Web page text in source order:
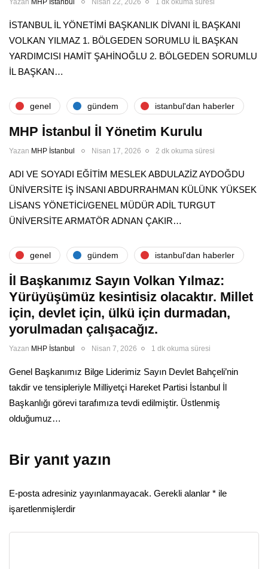
Yazan MHP İstanbul Nisan 22, 2026 1 dk okuma süresi
İSTANBUL İL YÖNETİMİ BAŞKANLIK DİVANI İL BAŞKANI
VOLKAN YILMAZ 1. BÖLGEDEN SORUMLU İL BAŞKAN
YARDIMCISI HAMİT ŞAHİNOĞLU 2. BÖLGEDEN SORUMLU
İL BAŞKAN…
genel gündem i̇stanbul'dan haberler
MHP İstanbul İl Yönetim Kurulu
Yazan MHP İstanbul Nisan 17, 2026 2 dk okuma süresi
ADI VE SOYADI EĞİTİM MESLEK ABDULAZİZ AYDOĞDU
ÜNİVERSİTE İŞ İNSANI ABDURRAHMAN KÜLÜNK YÜKSEK
LİSANS YÖNETİCİ/GENEL MÜDÜR ADİL TURGUT
ÜNİVERSİTE ARMATÖR ADNAN ÇAKIR…
genel gündem i̇stanbul'dan haberler
İl Başkanımız Sayın Volkan Yılmaz:
Yürüyüşümüz kesintisiz olacaktır. Millet
için, devlet için, ülkü için durmadan,
yorulmadan çalışacağız.
Yazan MHP İstanbul Nisan 7, 2026 1 dk okuma süresi
Genel Başkanımız Bilge Liderimiz Sayın Devlet Bahçeli’nin
takdir ve tensipleriyle Milliyetçi Hareket Partisi İstanbul İl
Başkanlığı görevi tarafımıza tevdi edilmiştir. Üstlenmiş
olduğumuz…
Bir yanıt yazın
E-posta adresiniz yayınlanmayacak. Gerekli alanlar * ile
işaretlenmişlerdir